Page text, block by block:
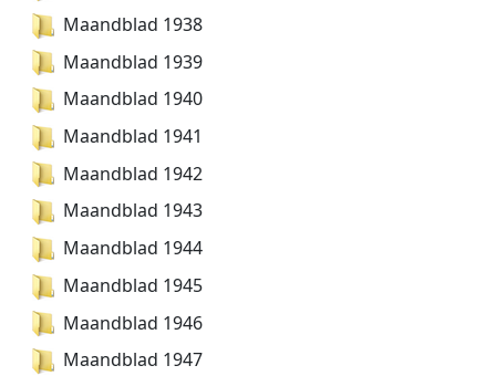
Maandblad 1938
Maandblad 1939
Maandblad 1940
Maandblad 1941
Maandblad 1942
Maandblad 1943
Maandblad 1944
Maandblad 1945
Maandblad 1946
Maandblad 1947